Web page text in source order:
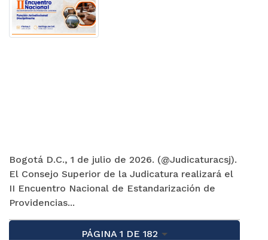
Bogotá D.C., 1 de julio de 2026. (@Judicaturacsj).
El Consejo Superior de la Judicatura realizará el
II Encuentro Nacional de Estandarización de
Providencias...
PÁGINA 1 DE 182